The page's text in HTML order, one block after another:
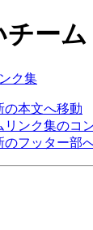
ー
の本文へ移動
ンク集のコ
のフッター部